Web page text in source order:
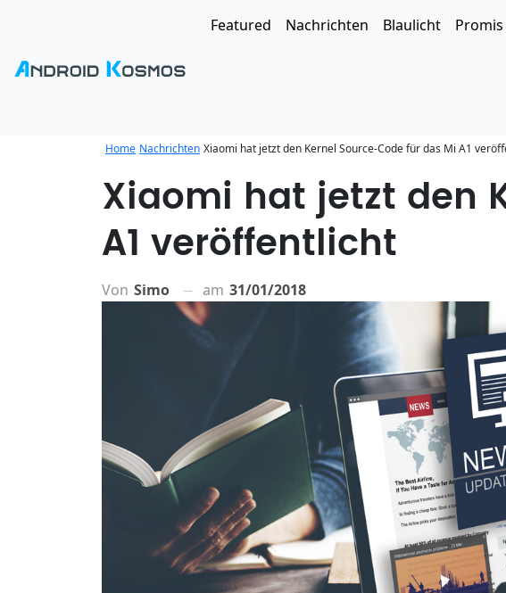
Featured Nachrichten Blaulicht Promis
Home Nachrichten Xiaomi hat jetzt den Kernel Source-Code für das Mi A1
Xiaomi hat jetzt den
A1 veröffentlicht
Von Simo am 31/01/2018